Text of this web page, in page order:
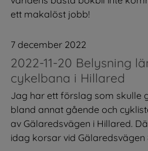
ett makalöst jobb!
7 december 2022
2022-11-20 Belysning
cykelbana i Hillared
Jag har ett förslag som skulle
bland annat gående och
av Gälaredsvägen i Hillared.
idag korsar vid Gälaredsvägen